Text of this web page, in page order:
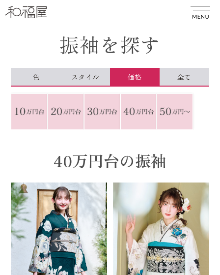
振袖を探す
色 スタイル 価格 全て
40万円台の振袖